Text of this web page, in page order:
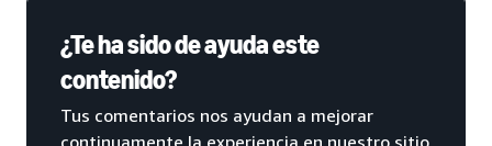
¿Te ha sido de ayuda este
contenido?
Tus comentarios nos ayudan a mejorar
continuamente la experiencia en nuestro sitio